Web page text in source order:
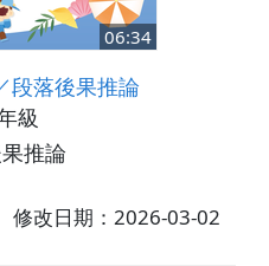
06:34
段落後果推論
級
推論
修改日期：2026-03-02